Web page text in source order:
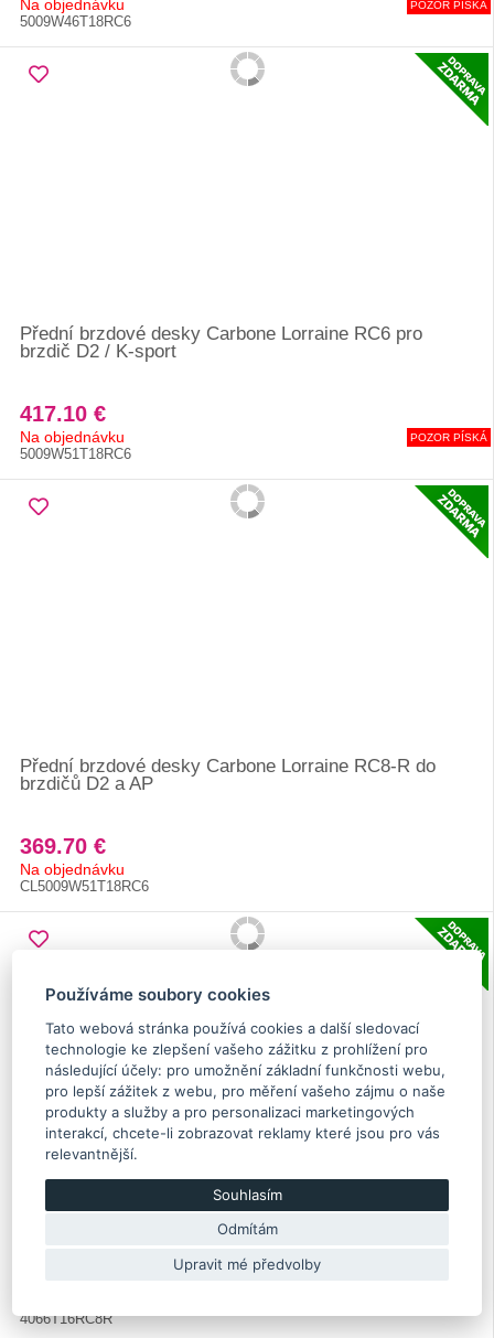
Používáme soubory cookies
Tato webová stránka používá cookies a další sledovací
technologie ke zlepšení vašeho zážitku z prohlížení pro
následující účely: pro umožnění základní funkčnosti webu,
pro lepší zážitek z webu, pro měření vašeho zájmu o naše
produkty a služby a pro personalizaci marketingových
interakcí,chcete-li zobrazovat reklamy které jsou pro vás
relevantnější.
Souhlasím
Odmítám
Upravit mé předvolby
Na objednávku
5009W46T18RC6
POZOR PÍSKÁ
Přední brzdové desky Carbone Lorraine RC6 pro
brzdič D2 / K-sport
417.10 €
Na objednávku
5009W51T18RC6
POZOR PÍSKÁ
Přední brzdové desky Carbone Lorraine RC8-R do
brzdičů D2 a AP
369.70 €
Na objednávku
CL5009W51T18RC6
Přední brzdové desky Carbone Lorraine RC8-R pro
Impreza STI 2001-2017, EVO 5/6/7/8/9/10
4066T16RC8R